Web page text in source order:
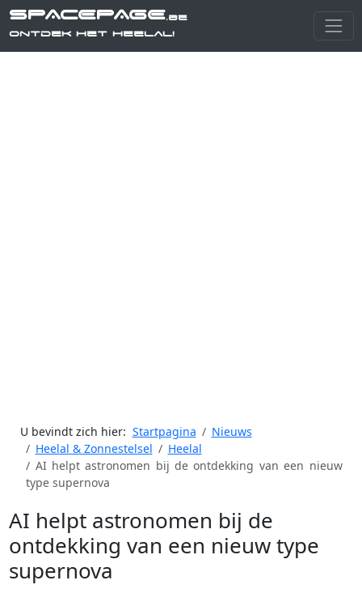
SPACEPAGE.be
Ontdek het heelal!
U bevindt zich hier: Startpagina
Nieuws
Heelal & Zonnestelsel
Heelal
AI helpt astronomen bij de ontdekking van een nieuw
type supernova
AI helpt astronomen bij de
ontdekking van een nieuw type
supernova